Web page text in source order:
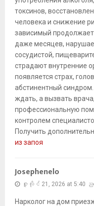
токсинов,
человека и снижение
зависимый
даже месяцев,
сосудистой,
страдают внутренние
появляется страх,
абстинентный
ждать, а вызвать
профессиональную
контролем
Получить
из запоя
Josephenelo
ဇူလိုင် 21, 2026 at 5:40 ည
Нарколог на дом